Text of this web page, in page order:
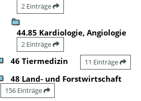
2 Einträge
44.85 Kardiologie, Angiologie
2 Einträge
46 Tiermedizin 11 Einträge
48 Land- und Forstwirtschaft
156 Einträge